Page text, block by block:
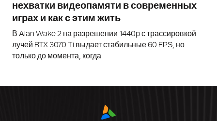
нехватки видеопамяти в современных
играх и как с этим жить
В Alan Wake 2 на разрешении 1440p с трассировкой
лучей RTX 3070 Ti выдает стабильные 60 FPS, но
только до момента, когда